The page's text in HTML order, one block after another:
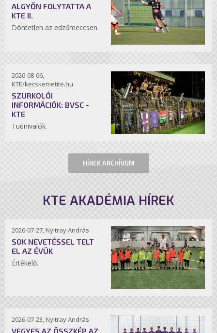
ALGYŐN FOLYTATTA A
KTE II.
Döntetlen az edzőmeccsen.
2026-08-06,
KTE/kecskemetite.hu
SZURKOLÓI
INFORMÁCIÓK: BVSC -
KTE
Tudnivalók.
HÍREK ARCHÍVUM
KTE AKADÉMIA HÍREK
2026-07-27, Nyitray András
SOK NEVETÉSSEL TELT
EL AZ ÉVÜK
Értékelő.
2026-07-23, Nyitray András
VEGYES AZ ÖSSZKÉP AZ